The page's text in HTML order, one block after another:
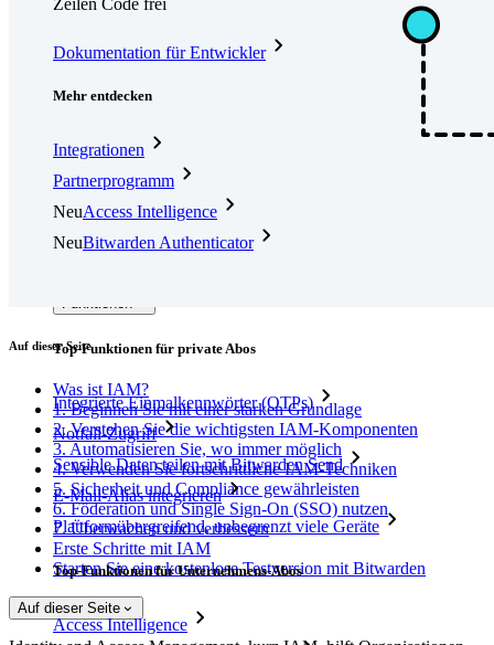
Dokumentation für Entwickler
Mehr entdecken
Integrationen
Partnerprogramm
NeuAccess Intelligence
NeuBitwarden Authenticator
Top-Funktionen für private Abos
Integrierte Einmalkennwörter (OTPs)
Notfall-Zugriff
Sensible Daten teilen mit Bitwarden Send
E-Mail-Alias integrieren
Plattformübergreifend, unbegrenzt viele Geräte
Top-Funktionen für Unternehmens-Abos
Access Intelligence
Auf dieser Seite
Was ist IAM?
1. Beginnen Sie mit einer starken Grundlage
2. Verstehen Sie die wichtigsten IAM-Komponenten
3. Automatisieren Sie, wo immer möglich
4. Verwenden Sie fortschrittliche IAM-Techniken
5. Sicherheit und Compliance gewährleisten
6. Föderation und Single Sign-On (SSO) nutzen
7. Überwachen und verbessern
Erste Schritte mit IAM
Starten Sie eine kostenlose Testversion mit Bitwarden
Auf dieser Seite